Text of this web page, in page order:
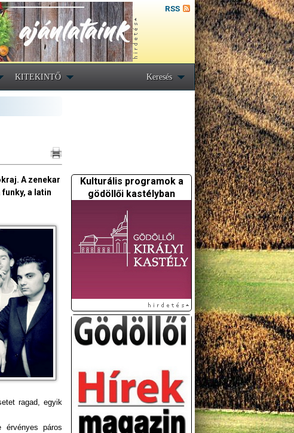
RSS
KITEKINTŐ Keresés
A zenekar
a latin
ragad, egyik
érvényes páros
Kulturális programok a
gödöllői kastélyban